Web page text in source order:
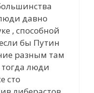
давно
, способной
бы Путин
разным там
люди
сто